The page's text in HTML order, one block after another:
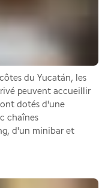
du Yucatán, les
peuvent accueillir
dotés d'une
chaînes
d'un minibar et